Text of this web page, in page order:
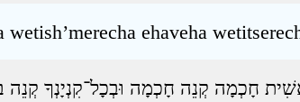
wetish’merecha ehaveha
חָכְמָה קְנֵה חָכְמָה וּבְכָל־קִנְיָנְךָ קְנֵה